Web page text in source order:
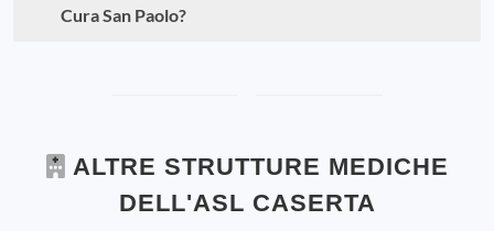
Cura San Paolo?
ALTRE STRUTTURE MEDICHE
DELL'ASL CASERTA